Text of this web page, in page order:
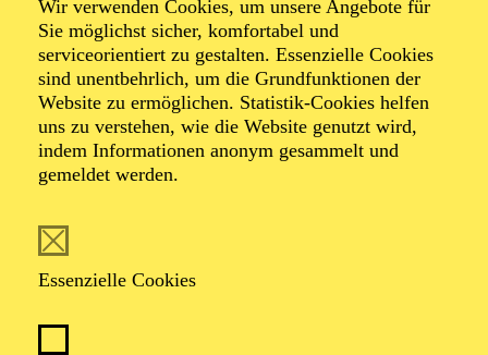
Wir verwenden Cookies, um unsere Angebote für
Sie möglichst sicher, komfortabel und
serviceorientiert zu gestalten. Essenzielle Cookies
sind unentbehrlich, um die Grundfunktionen der
Website zu ermöglichen. Statistik-Cookies helfen
uns zu verstehen, wie die Website genutzt wird,
indem Informationen anonym gesammelt und
gemeldet werden.
Essenzielle Cookies
Eine Weihnachtsgeschichte
Ballett in zwei Akten von Youri Vámos nach Charles
Dickens und E. T. A Hoffmann
Musik von Pjotr I. Tschaikowsky